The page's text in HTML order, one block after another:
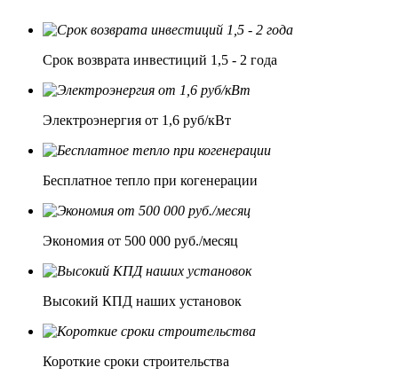
Срок возврата инвестиций 1,5 - 2 года
Электроэнергия от 1,6 руб/кВт
Бесплатное тепло при когенерации
Экономия от 500 000 руб./месяц
Высокий КПД наших установок
Короткие сроки строительства